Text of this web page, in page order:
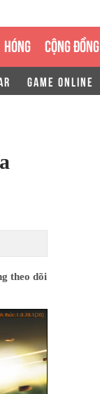
HÓNG CỘNG ĐỒNG
GAME ONLINE
theo dõi